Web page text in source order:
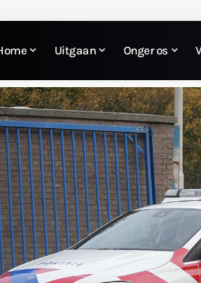
Uitgaan Onger os